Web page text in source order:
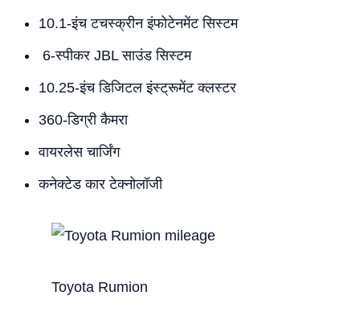
10.1-इंच टचस्क्रीन इंफोटेनमेंट सिस्टम
6-स्पीकर JBL साउंड सिस्टम
10.25-इंच डिजिटल इंस्ट्रूमेंट क्लस्टर
360-डिग्री कैमरा
वायरलेस चार्जिंग
कनेक्टेड कार टेक्नोलॉजी
Toyota Rumion